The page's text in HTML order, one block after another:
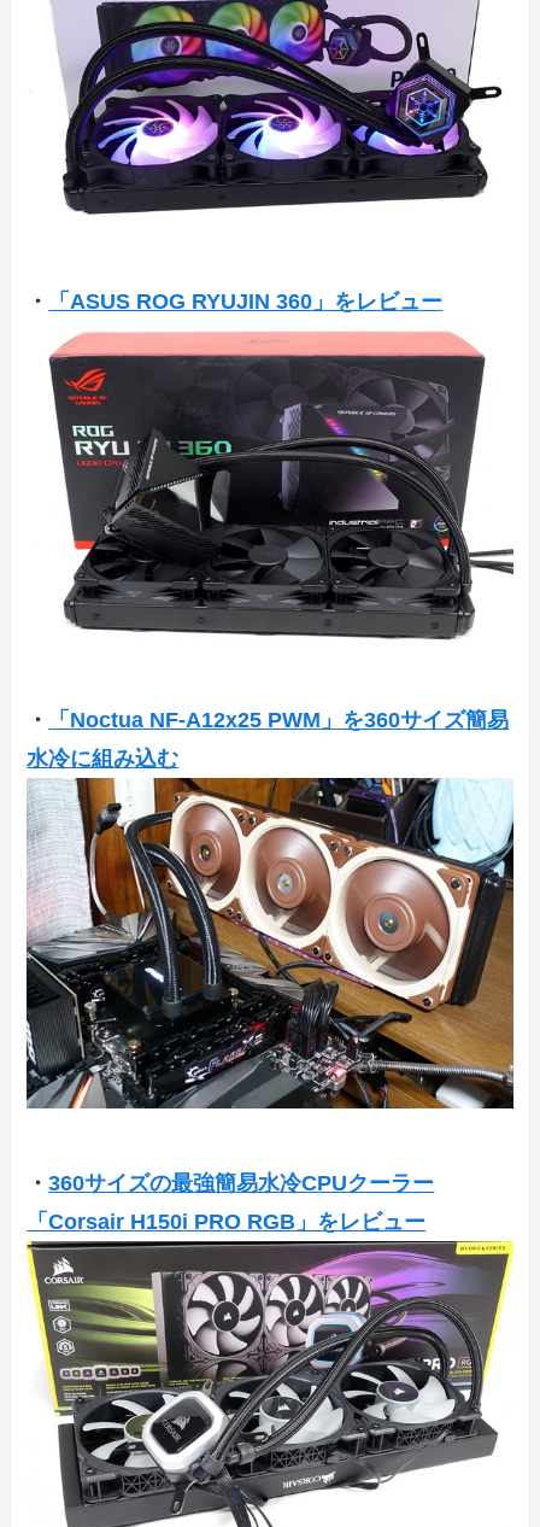
・ 「ASUS ROG RYUJIN 360」をレビュー
・
「Noctua NF-A12x25 PWM」を360サイズ簡易
水冷に組み込む
・360サイズの最強簡易水冷CPUクーラー
「Corsair H150i PRO RGB」をレビュー